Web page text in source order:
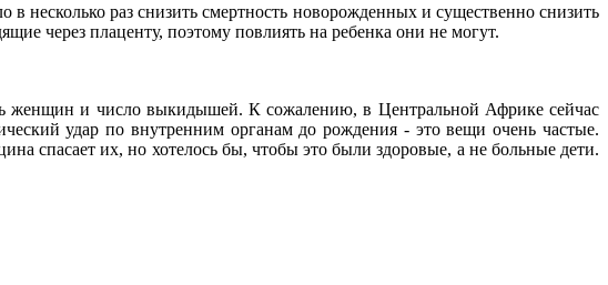
несколько раз снизить смертность новорожденных и существенно снизить
через плаценту, поэтому повлиять на ребенка они не могут.
женщин и число выкидышей. К сожалению, в Центральной Африке сейчас
удар по внутренним органам до рождения - это вещи очень частые.
спасает их, но хотелось бы, чтобы это были здоровые, а не больные дети.